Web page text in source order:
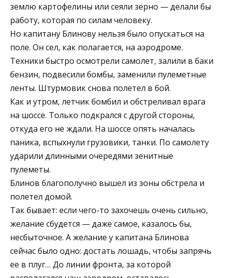
землю картофелины или сеяли зерно — делали бы
работу, которая по силам человеку.
Но капитану Блинову нельзя было опускаться на
поле. Он сел, как полагается, на аэродроме.
Техники быстро осмотрели самолет, залили в баки
бензин, подвесили бомбы, заменили пулеметные
ленты. Штурмовик снова полетел в бой.
Как и утром, летчик бомбил и обстреливал врага
на шоссе. Только подкрался с другой стороны,
откуда его не ждали. На шоссе опять началась
паника, вспыхнули грузовики, танки. По самолету
ударили длинными очередями зенитные
пулеметы.
Блинов благополучно вышел из зоны обстрела и
полетел домой.
Так бывает: если чего-то захочешь очень сильно,
желание сбудется — даже самое, казалось бы,
несбыточное. А желание у капитана Блинова
сейчас было одно: достать лошадь, чтобы запрячь
ее в плуг… До линии фронта, за которой